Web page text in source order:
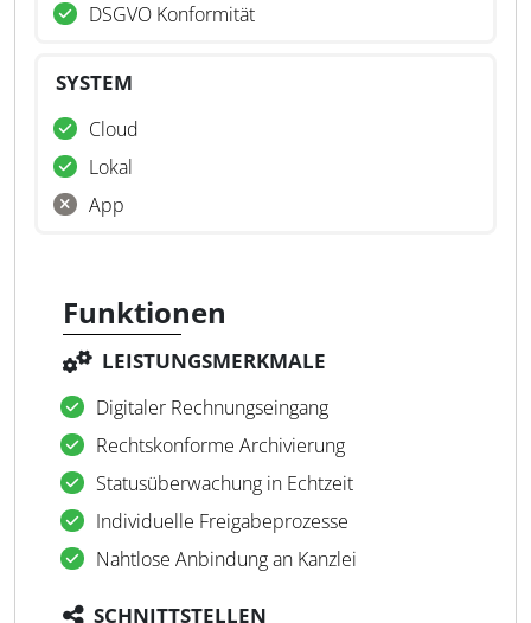
DSGVO Konformität
SYSTEM
Cloud
Lokal
App
Funktionen
LEISTUNGSMERKMALE
Digitaler Rechnungseingang
Rechtskonforme Archivierung
Statusüberwachung in Echtzeit
Individuelle Freigabeprozesse
Nahtlose Anbindung an Kanzlei
SCHNITTSTELLEN